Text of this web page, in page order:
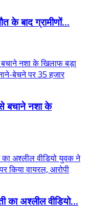
के बाद ग्रामीणों...
से बचाने नशा के
का अश्लील वीडियो...